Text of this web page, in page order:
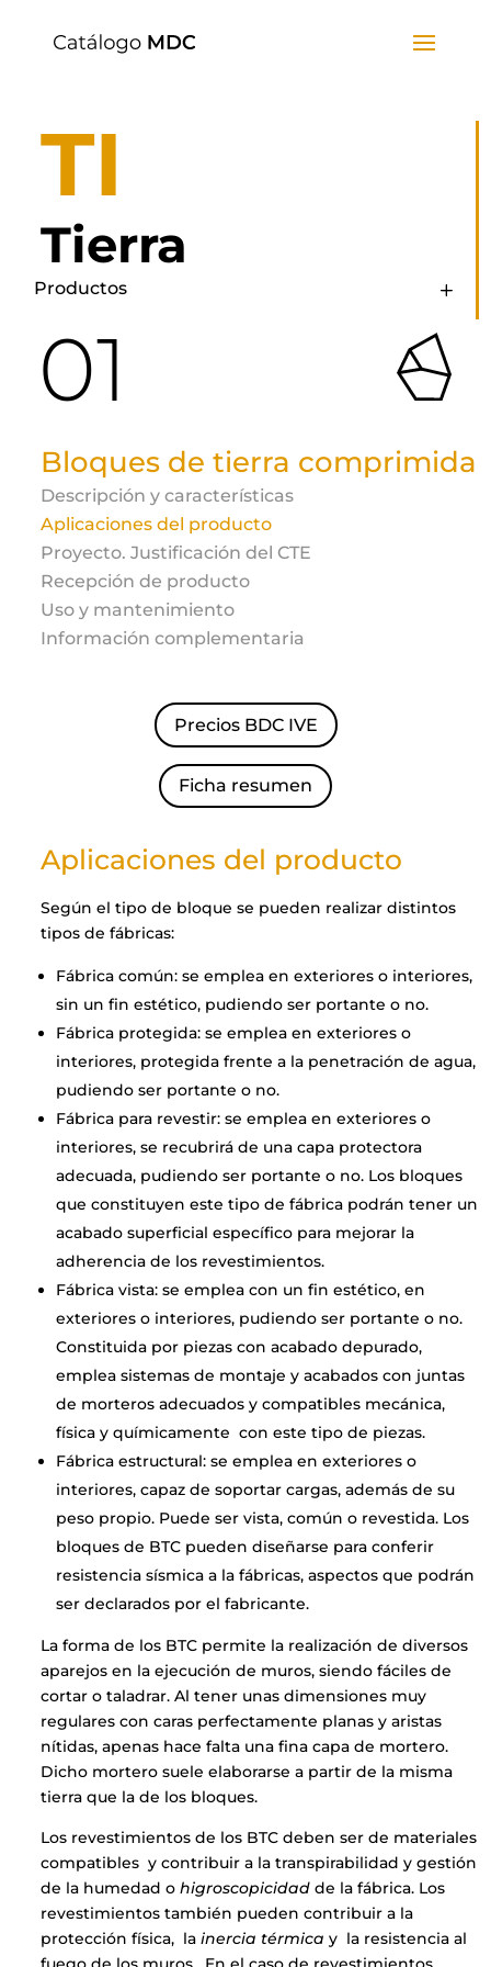
TI
Tierra
Productos
01
Bloques de tierra comprimida
Descripción y características
Aplicaciones del producto
Proyecto. Justificación del CTE
Recepción de producto
Uso y mantenimiento
Información complementaria
Precios BDC IVE
Ficha resumen
Aplicaciones del producto
Según el tipo de bloque se pueden realizar distintos
tipos de fábricas:
Fábrica común: se emplea en exteriores o interiores,
sin un fin estético, pudiendo ser portante o no.
Fábrica protegida: se emplea en exteriores o
interiores, protegida frente a la penetración de agua,
pudiendo ser portante o no.
Fábrica para revestir: se emplea en exteriores o
interiores, se recubrirá de una capa protectora
adecuada, pudiendo ser portante o no. Los bloques
que constituyen este tipo de fábrica podrán tener un
acabado superficial específico para mejorar la
adherencia de los revestimientos.
Fábrica vista: se emplea con un fin estético, en
exteriores o interiores, pudiendo ser portante o no.
Constituida por piezas con acabado depurado,
emplea sistemas de montaje y acabados con juntas
de morteros adecuados y compatibles mecánica,
física y químicamente con este tipo de piezas.
Fábrica estructural: se emplea en exteriores o
interiores, capaz de soportar cargas, además de su
peso propio. Puede ser vista, común o revestida. Los
bloques de BTC pueden diseñarse para conferir
resistencia sísmica a la fábricas, aspectos que podrán
ser declarados por el fabricante.
La forma de los BTC permite la realización de diversos
aparejos en la ejecución de muros, siendo fáciles de
cortar o taladrar. Al tener unas dimensiones muy
regulares con caras perfectamente planas y aristas
nítidas, apenas hace falta una fina capa de mortero.
Dicho mortero suele elaborarse a partir de la misma
tierra que la de los bloques.
Los revestimientos de los BTC deben ser de materiales
compatibles y contribuir a la transpirabilidad y gestión
de la humedad ohigroscopicidad de la fábrica. Los
revestimientos también pueden contribuir a la
protección física, lainercia térmica y la resistencia al
Categories
Uncategorized